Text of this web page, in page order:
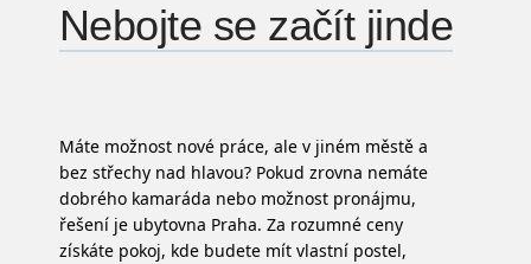
Nebojte se začít jinde
Máte možnost nové práce, ale v jiném městě a
bez střechy nad hlavou? Pokud zrovna nemáte
dobrého kamaráda nebo možnost pronájmu,
řešení je ubytovna Praha. Za rozumné ceny
získáte pokoj, kde budete mít vlastní postel,